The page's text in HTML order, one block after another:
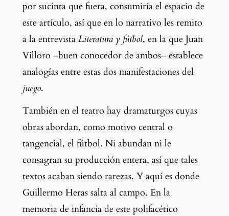
por sucinta que fuera, consumiría el espacio de
este artículo, así que en lo narrativo les remito
a la entrevista Literatura y fútbol, en la que Juan
Villoro –buen conocedor de ambos– establece
juego.
También en el teatro hay dramaturgos cuyas
obras abordan, como motivo central o
tangencial, el fútbol. Ni abundan ni le
consagran su producción entera, así que tales
textos acaban siendo rarezas. Y aquí es donde
Guillermo Heras salta al campo. En la
memoria de infancia de este polifacético